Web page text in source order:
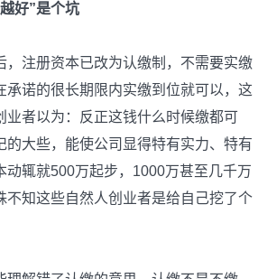
好”是个坑
注册资本已改为认缴制，不需要实缴
承诺的很长期限内实缴到位就可以，这
业者以为：反正这钱什么时候缴都可
的大些，能使公司显得特有实力、特有
动辄就500万起步，1000万甚至几千万
不知这些自然人创业者是给自己挖了个